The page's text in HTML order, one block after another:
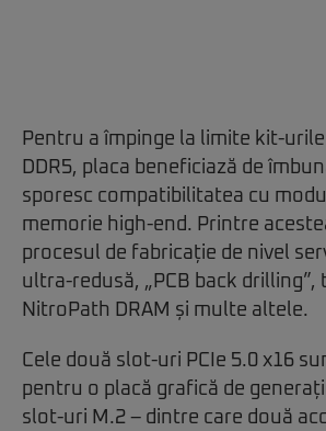
Pentru a împinge la limite kit-
DDR5, placa beneficiază de
sporesc compatibilitatea cu
memorie high-end. Printre
procesul de fabricație de nivel
ultra-redusă, „PCB back drilling”,
NitroPath DRAM și multe altele.
Cele două slot-uri PCIe 5.0 x16
pentru o placă grafică de
slot-uri M.2 – dintre care două